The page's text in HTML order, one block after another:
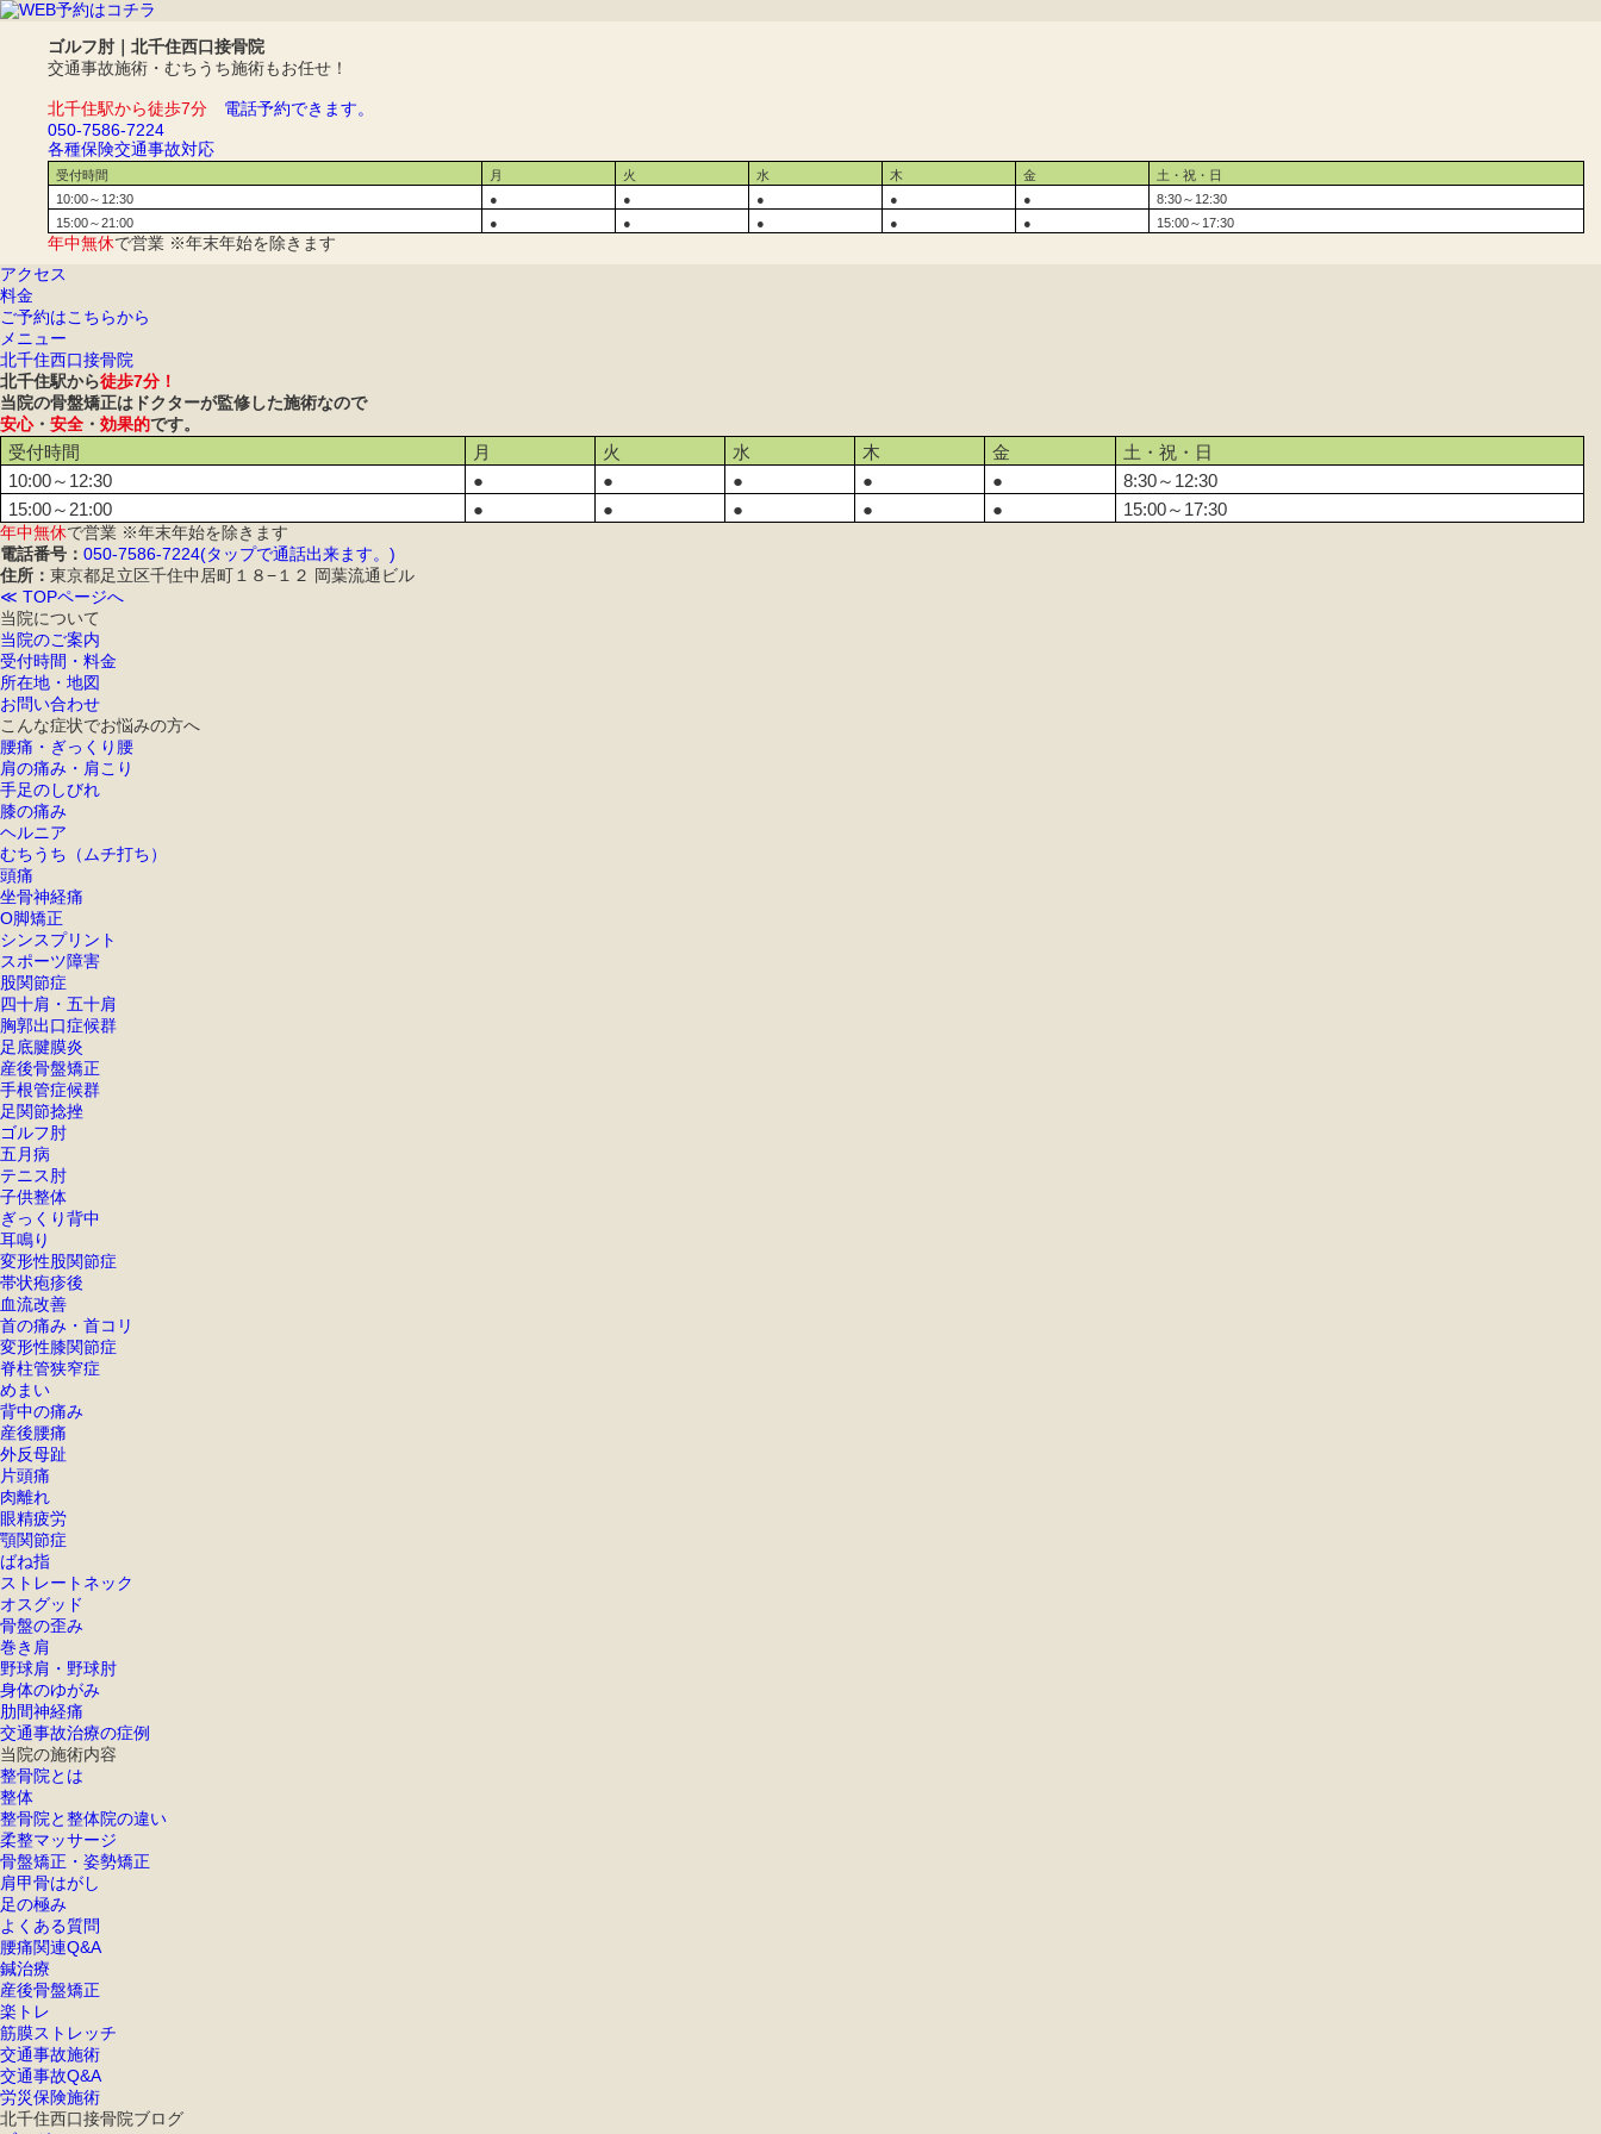
ゴルフ肘｜北千住西口接骨院
交通事故施術・むちうち施術もお任せ！
北千住駅から徒歩7分 電話予約できます。
050-7586-7224
各種保険交通事故対応
受付時間 月 火 水 木 金
土・祝・日
10:00～12:30
● ● ● ● ●
8:30～12:30
15:00～21:00
● ● ● ● ● 15:00～17:30
年中無休で営業 ※年末年始を除きます
アクセス
料金
ご予約はこちらから
メニュー
北千住西口接骨院
北千住駅から徒歩7分！
当院の骨盤矯正はドクターが監修した施術なので
安心・ 安全 ・ 効果的です。
受付時間
月 火 水 木 金
土・祝・日
10:00～12:30
● ● ● ● ●
8:30～12:30
15:00～21:00
● ● ● ● ●
15:00～17:30
年中無休で営業 ※年末年始を除きます
電話番号： 050-7586-7224(タップで通話出来ます。)
住所： 東京都足立区千住中居町１８−１２ 岡葉流通ビル
≪ TOPページへ
当院について
当院のご案内
受付時間・料金
所在地・地図
お問い合わせ
こんな症状でお悩みの方へ
腰痛・ぎっくり腰
肩の痛み・肩こり
手足のしびれ
膝の痛み
ヘルニア
むちうち（ムチ打ち）
頭痛
坐骨神経痛
O脚矯正
シンスプリント
スポーツ障害
股関節症
四十肩・五十肩
胸郭出口症候群
足底腱膜炎
産後骨盤矯正
手根管症候群
足関節捻挫
ゴルフ肘
五月病
テニス肘
子供整体
ぎっくり背中
耳鳴り
変形性股関節症
帯状疱疹後
血流改善
首の痛み・首コリ
変形性膝関節症
脊柱管狭窄症
めまい
背中の痛み
産後腰痛
外反母趾
片頭痛
肉離れ
眼精疲労
顎関節症
ばね指
ストレートネック
オスグッド
骨盤の歪み
巻き肩
野球肩・野球肘
身体のゆがみ
肋間神経痛
交通事故治療の症例
当院の施術内容
整骨院とは
整体
整骨院と整体院の違い
柔整マッサージ
骨盤矯正・姿勢矯正
肩甲骨はがし
足の極み
よくある質問
腰痛関連Q&A
鍼治療
産後骨盤矯正
楽トレ
筋膜ストレッチ
交通事故施術
交通事故Q&A
労災保険施術
北千住西口接骨院ブログ